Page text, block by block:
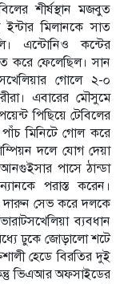
শীর্ষস্থান মজবুত
মিলানকে সাত
এন্টোনিও কন্টের
করে ফেলেছিল। সান
গোলে ২-০
এবারের মৌসুমে
পিছিয়ে টেবিলের
পাঁচ মিনিটে গোল করে
দলে যোগ দেয়া
পাসে ঠান্ডা
পরাস্ত করেন।
দারুন সেভ করে দলকে
ব্যবধান
ঢুকে জোড়ালো শটে
হেডে বিরতির দুই
ভিএআর অফসাইডের